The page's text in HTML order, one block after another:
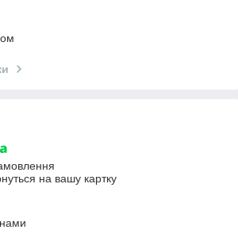
на вашу картку